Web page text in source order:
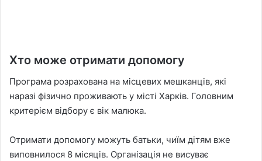
Хто може отримати допомогу
Програма розрахована на місцевих мешканців, які
наразі фізично проживають у місті Харків. Головним
критерієм відбору є вік малюка.
Отримати допомогу можуть батьки, чиїм дітям вже
виповнилося 8 місяців. Організація не висуває